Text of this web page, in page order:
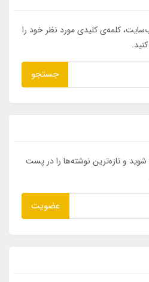
کلمه‌ی کلیدی مورد نظر خود را
جستجو
و تازه‌ترین نوشته‌ها را در پست
عضویت